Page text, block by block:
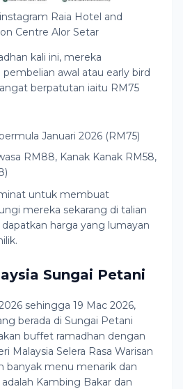
Raia Hotel and
Centre Alor Setar
kali ini, mereka
awal atau early bird
berpatutan iaitu RM75
Januari 2026 (RM75)
RM88, Kanak Kanak RM58,
untuk membuat
mereka sekarang di talian
harga yang lumayan
Sungai Petani
sehingga 19 Mac 2026,
berada di Sungai Petani
buffet ramadhan dengan
Malaysia Selera Rasa Warisan
banyak menu menarik dan
Kambing Bakar dan